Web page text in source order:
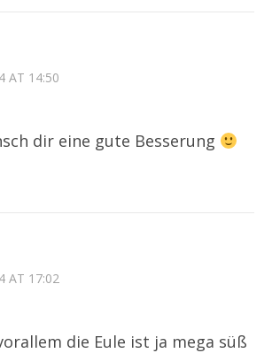
AT 14:50
dir eine gute Besserung
AT 17:02
die Eule ist ja mega süß